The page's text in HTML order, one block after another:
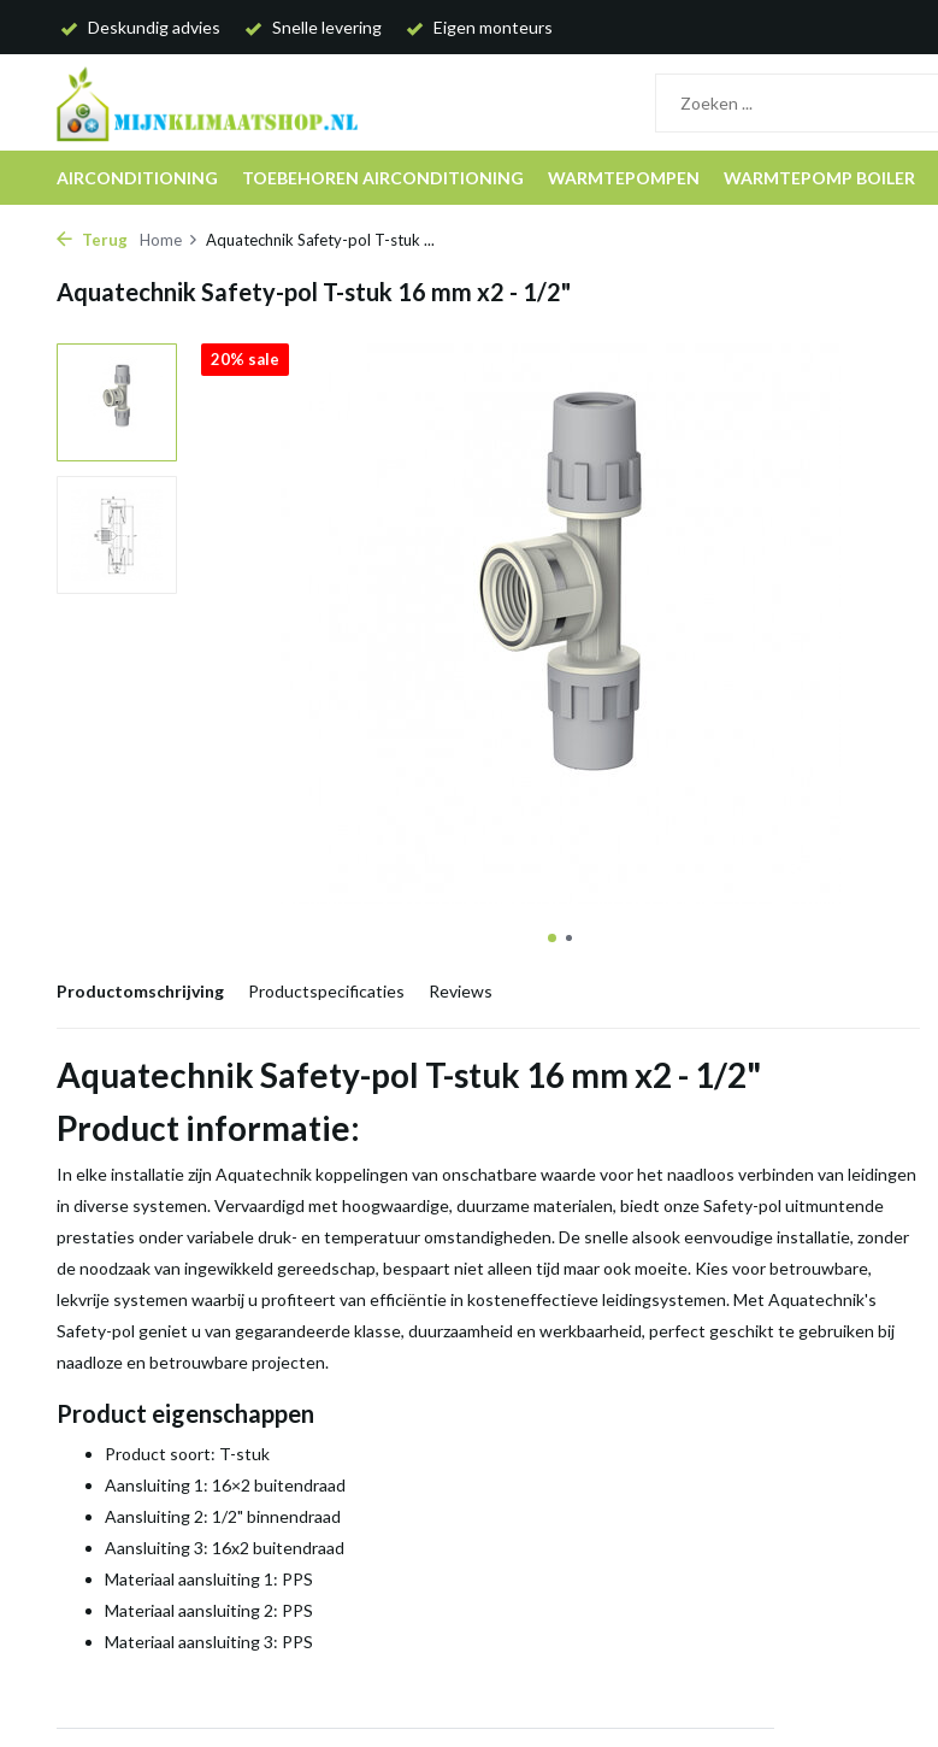
Deskundig advies Snelle levering Eigen monteurs
AIRCONDITIONING TOEBEHOREN AIRCONDITIONING WARMTEPOMPEN WARMTEPOMP BOILER
Terug Home Aquatechnik Safety-pol T-stuk ...
Aquatechnik Safety-pol T-stuk 16 mm x2 - 1/2"
20% sale
Productomschrijving Productspecificaties Reviews
Aquatechnik Safety-pol T-stuk 16 mm x2 - 1/2"
Product informatie:
In elke installatie zijn Aquatechnik koppelingen van onschatbare waarde voor het naadloos verbinden van leidingen
in diverse systemen. Vervaardigd met hoogwaardige, duurzame materialen, biedt onze Safety-pol uitmuntende
prestaties onder variabele druk- en temperatuur omstandigheden. De snelle alsook eenvoudige installatie, zonder
de noodzaak van ingewikkeld gereedschap, bespaart niet alleen tijd maar ook moeite. Kies voor betrouwbare,
lekvrije systemen waarbij u profiteert van efficiëntie in kosteneffectieve leidingsystemen. Met Aquatechnik's
Safety-pol geniet u van gegarandeerde klasse, duurzaamheid en werkbaarheid, perfect geschikt te gebruiken bij
naadloze en betrouwbare projecten.
Product eigenschappen
Product soort: T-stuk
Aansluiting 1: 16×2 buitendraad
Aansluiting 2: 1/2" binnendraad
Aansluiting 3: 16x2 buitendraad
Materiaal aansluiting 1: PPS
Materiaal aansluiting 2: PPS
Materiaal aansluiting 3: PPS